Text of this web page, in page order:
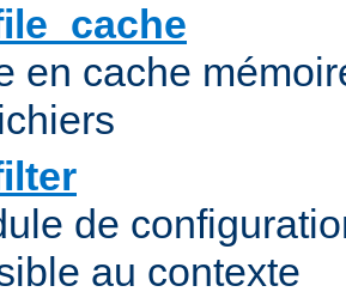
en cache
de
au contexte